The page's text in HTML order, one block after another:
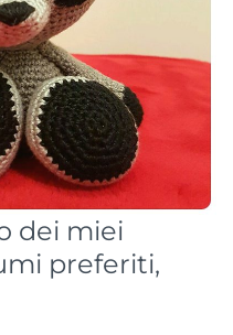
dei miei
preferiti,